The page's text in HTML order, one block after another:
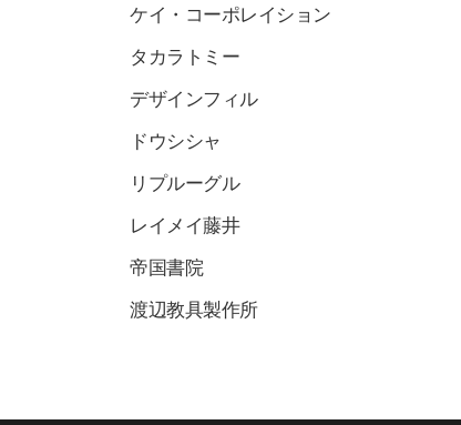
ケイ・コーポレイション
タカラトミー
デザインフィル
ドウシシャ
リプルーグル
レイメイ藤井
帝国書院
渡辺教具製作所